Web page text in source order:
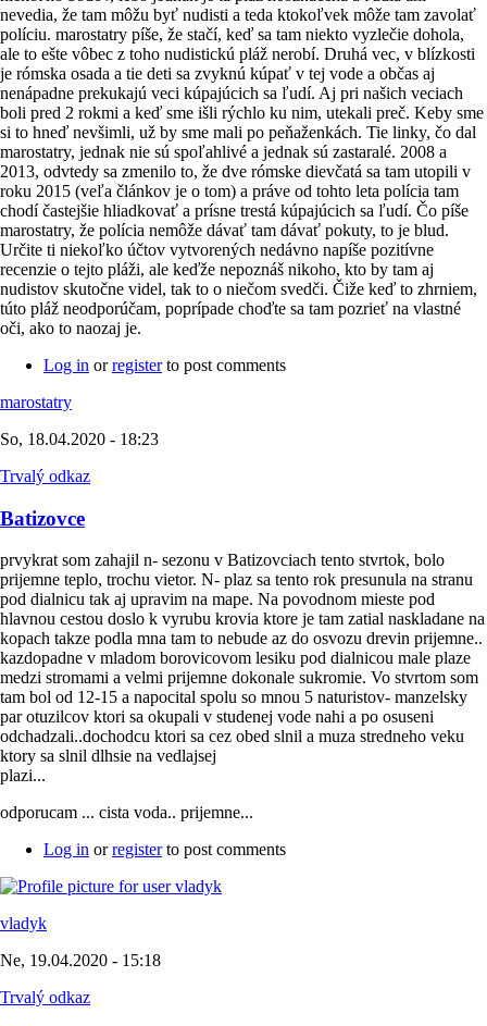
nevedia, že tam môžu byť nudisti a teda ktokoľvek môže tam zavolať
políciu. marostatry píše, že stačí, keď sa tam niekto vyzlečie dohola,
ale to ešte vôbec z toho nudistickú pláž nerobí. Druhá vec, v blízkosti
je rómska osada a tie deti sa zvyknú kúpať v tej vode a občas aj
nenápadne prekukajú veci kúpajúcich sa ľudí. Aj pri našich veciach
boli pred 2 rokmi a keď sme išli rýchlo ku nim, utekali preč. Keby sme
si to hneď nevšimli, už by sme mali po peňaženkách. Tie linky, čo dal
marostatry, jednak nie sú spoľahlivé a jednak sú zastaralé. 2008 a
2013, odvtedy sa zmenilo to, že dve rómske dievčatá sa tam utopili v
roku 2015 (veľa článkov je o tom) a práve od tohto leta polícia tam
chodí častejšie hliadkovať a prísne trestá kúpajúcich sa ľudí. Čo píše
marostatry, že polícia nemôže dávať tam dávať pokuty, to je blud.
Určite ti niekoľko účtov vytvorených nedávno napíše pozitívne
recenzie o tejto pláži, ale keďže nepoznáš nikoho, kto by tam aj
nudistov skutočne videl, tak to o niečom svedči. Čiže keď to zhrniem,
túto pláž neodporúčam, poprípade choďte sa tam pozrieť na vlastné
oči, ako to naozaj je.
Log in orregisterto post comments
marostatry
So, 18.04.2020 - 18:23
Trvalý odkaz
Batizovce
prvykrat som zahajil n- sezonu v Batizovciach tento stvrtok, bolo
prijemne teplo, trochu vietor. N- plaz sa tento rok presunula na stranu
pod dialnicu tak aj upravim na mape. Na povodnom mieste pod
hlavnou cestou doslo k vyrubu krovia ktore je tam zatial naskladane na
kopach takze podla mna tam to nebude az do osvozu drevin prijemne..
kazdopadne v mladom borovicovom lesiku pod dialnicou male plaze
medzi stromami a velmi prijemne dokonale sukromie. Vo stvrtom som
tam bol od 12-15 a napocital spolu so mnou 5 naturistov- manzelsky
par otuzilcov ktori sa okupali v studenej vode nahi a po osuseni
odchadzali..dochodcu ktori sa cez obed slnil a muza stredneho veku
ktory sa slnil dlhsie na vedlajsej
plazi...
odporucam ... cista voda.. prijemne...
Log in orregisterto post comments
vladyk
Ne, 19.04.2020 - 15:18
Trvalý odkaz